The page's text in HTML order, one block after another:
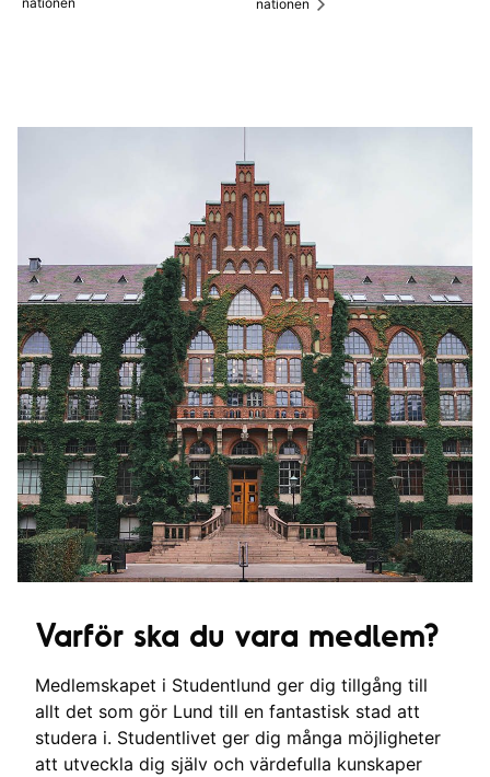
nationen
Varför ska du vara medlem?
Medlemskapet i Studentlund ger dig tillgång till
allt det som gör Lund till en fantastisk stad att
studera i. Studentlivet ger dig många möjligheter
att utveckla dig själv och värdefulla kunskaper